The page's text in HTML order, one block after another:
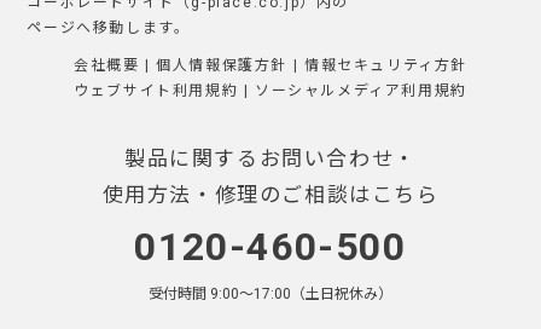
ページへ移動します。
会社概要 |個人情報保護方針 | 情報セキュリティ方針
ウェブサイト利用規約 | ソーシャルメディア利用規約
製品に関するお問い合わせ・
使用方法・修理のご相談はこちら
0120-460-500
受付時間 9:00〜17:00（土日祝休み）